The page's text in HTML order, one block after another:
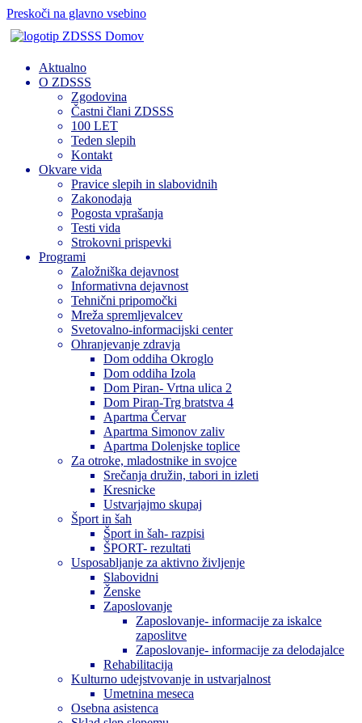
Preskoči na glavno vsebino
Domov
Aktualno
O ZDSSS
Zgodovina
Častni člani ZDSSS
100 LET
Teden slepih
Kontakt
Okvare vida
Pravice slepih in slabovidnih
Zakonodaja
Pogosta vprašanja
Testi vida
Strokovni prispevki
Programi
Založniška dejavnost
Informativna dejavnost
Tehnični pripomočki
Mreža spremljevalcev
Svetovalno-informacijski center
Ohranjevanje zdravja
Dom oddiha Okroglo
Dom oddiha Izola
Dom Piran- Vrtna ulica 2
Dom Piran-Trg bratstva 4
Apartma Červar
Apartma Simonov zaliv
Apartma Dolenjske toplice
Za otroke, mladostnike in svojce
Srečanja družin, tabori in izleti
Kresnicke
Ustvarjajmo skupaj
Šport in šah
Šport in šah- razpisi
ŠPORT- rezultati
Usposabljanje za aktivno življenje
Slabovidni
Ženske
Zaposlovanje
Zaposlovanje- informacije za iskalce
zaposlitve
Zaposlovanje- informacije za delodajalce
Rehabilitacija
Kulturno udejstvovanje in ustvarjalnost
Umetnina meseca
Osebna asistenca